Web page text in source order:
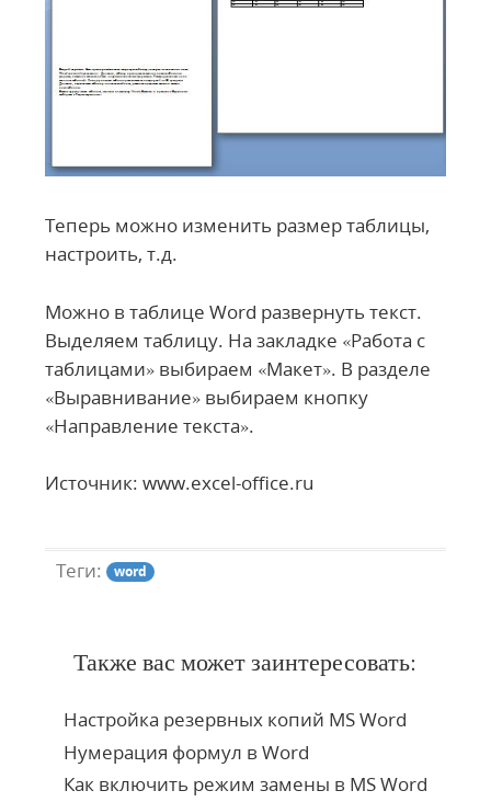
Теперь можно изменить размер таблицы,
настроить, т.д.
Можно в таблице Word развернуть текст.
Выделяем таблицу. На закладке «Работа с
таблицами» выбираем «Макет». В разделе
«Выравнивание» выбираем кнопку
«Направление текста».
Источник: www.excel-office.ru
Теги: word
Также вас может заинтересовать:
Настройка резервных копий MS Word
Нумерация формул в Word
Как включить режим замены в MS Word